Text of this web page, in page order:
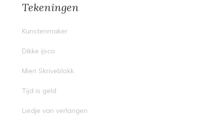
Tekeningen
Kunstenmaker
Dikke ijsco
Mien Skriveblokk
Tijd is geld
Liedje van verlangen